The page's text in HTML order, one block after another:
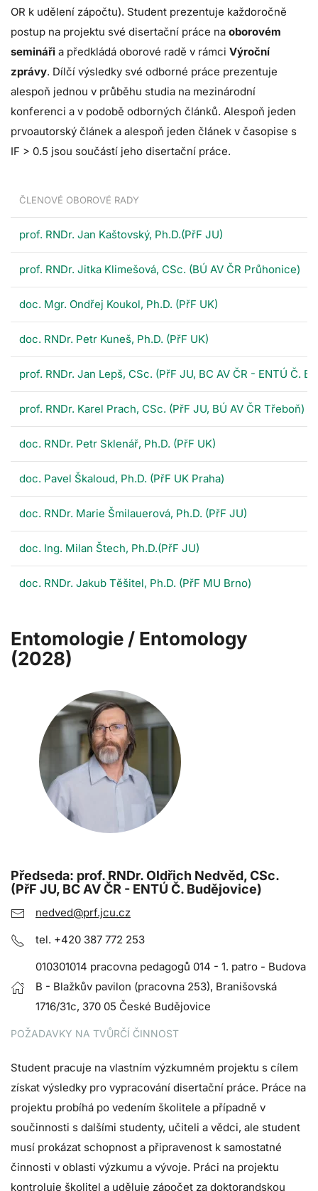
OR k udělení zápočtu). Student prezentuje každoročně
postup na projektu své disertační práce na oborovém
semináři a předkládá oborové radě v rámci Výroční
zprávy. Dílčí výsledky své odborné práce prezentuje
alespoň jednou v průběhu studia na mezinárodní
konferenci a v podobě odborných článků. Alespoň jeden
prvoautorský článek a alespoň jeden článek v časopise s
IF > 0.5 jsou součástí jeho disertační práce.
ČLENOVÉ OBOROVÉ RADY
prof. RNDr. Jan Kaštovský, Ph.D.(PřF JU)
prof. RNDr. Jitka Klimešová, CSc. (BÚ AV ČR Průhonice)
doc. Mgr. Ondřej Koukol, Ph.D. (PřF UK)
doc. RNDr. Petr Kuneš, Ph.D. (PřF UK)
prof. RNDr. Jan Lepš, CSc. (PřF JU, BC AV ČR - ENTÚ Č.
prof. RNDr. Karel Prach, CSc. (PřF JU, BÚ AV ČR Třeboň)
doc. RNDr. Petr Sklenář, Ph.D. (PřF UK)
doc. Pavel Škaloud, Ph.D. (PřF UK Praha)
doc. RNDr. Marie Šmilauerová, Ph.D. (PřF JU)
doc. Ing. Milan Štech, Ph.D.(PřF JU)
doc. RNDr. Jakub Těšitel, Ph.D. (PřF MU Brno)
Entomologie / Entomology
(2028)
Předseda: prof. RNDr. Oldřich Nedvěd, CSc.
(PřF JU, BC AV ČR - ENTÚ Č. Budějovice)
nedved@prf.jcu.cz
tel. +420 387 772 253
010301014 pracovna pedagogů 014 - 1. patro - Budova
B - Blažkův pavilon (pracovna 253), Branišovská
1716/31c, 370 05 České Budějovice
POŽADAVKY NA TVŮRČÍ ČINNOST
Student pracuje na vlastním výzkumném projektu s cílem
získat výsledky pro vypracování disertační práce. Práce na
projektu probíhá po vedením školitele a případně v
součinnosti s dalšími studenty, učiteli a vědci, ale student
musí prokázat schopnost a připravenost k samostatné
činnosti v oblasti výzkumu a vývoje. Práci na projektu
kontroluje školitel a uděluje zápočet za doktorandskou